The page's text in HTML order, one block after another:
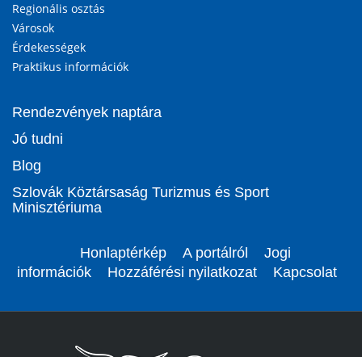
Regionális osztás
Városok
Érdekességek
Praktikus információk
Rendezvények naptára
Jó tudni
Blog
Szlovák Köztársaság Turizmus és Sport
Minisztériuma
Honlaptérkép A portálról
Jogi
információk
Hozzáférési nyilatkozat Kapcsolat